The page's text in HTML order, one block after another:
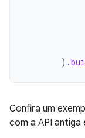
).
Confira um
com a API antiga